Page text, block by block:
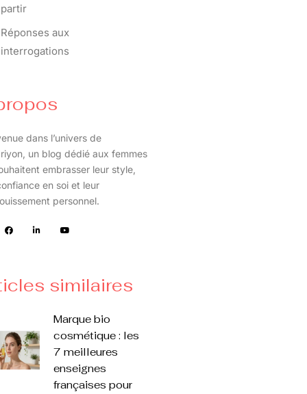
partir
Réponses aux
interrogations
dans l’univers de
un blog dédié aux femmes
embrasser leur style,
en soi et leur
personnel.
similaires
Marque bio
cosmétique : les
7 meilleures
enseignes
françaises pour